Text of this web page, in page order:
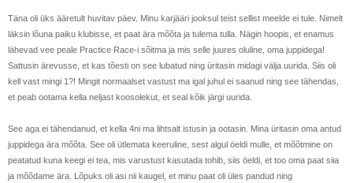
Täna oli üks ääretult huvitav päev. Minu karjääri jooksul teist sellist meelde ei tule. Nimelt
läksin lõuna paiku klubisse, et paat ära mõõta ja tulema tulla. Nägin hoopis, et enamus
lähevad vee peale Practice Race-i sõitma ja mis selle juures oluline, oma juppidega!
Sattusin ärevusse, et kas tõesti on see lubatud ning üritasin midagi välja uurida. Siis oli
kell vast mingi 1?! Mingit normaalset vastust ma igal juhul ei saanud ning see tähendas,
et peab ootama kella neljast koosolekut, et seal kõik järgi uurida.
See aga ei tähendanud, et kella 4ni ma lihtsalt istusin ja ootasin. Mina üritasin oma antud
juppidega ära mõõta. See oli ütlemata keeruline, sest algul öeldi mulle, et mõõtmine on
peatatud kuna keegi ei tea, mis varustust kasutada tohib, siis öeldi, et too oma paat siia
ja mõõdame ära. Lõpuks oli asi nii kaugel, et minu paat oli üles pandud ning